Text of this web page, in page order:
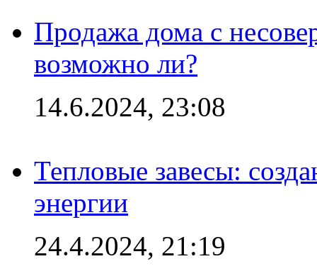
Продажа дома с
возможно ли?
14.6.2024, 23:08
Тепловые завесы:
энергии
24.4.2024, 21:19